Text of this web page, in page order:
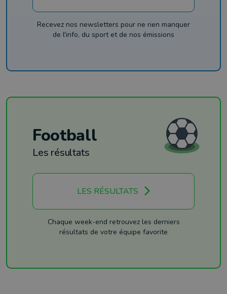
Recevez nos newsletters pour ne rien manquer
de l'info, du sport et de nos émissions
Football
Les résultats
LES RÉSULTATS
Chaque week-end retrouvez les derniers
résultats de votre équipe favorite